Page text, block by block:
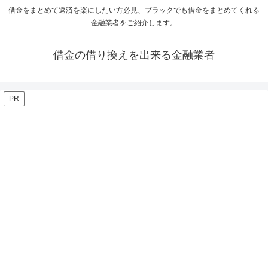
借金をまとめて返済を楽にしたい方必見、ブラックでも借金をまとめてくれる
金融業者をご紹介します。
借金の借り換えを出来る金融業者
PR